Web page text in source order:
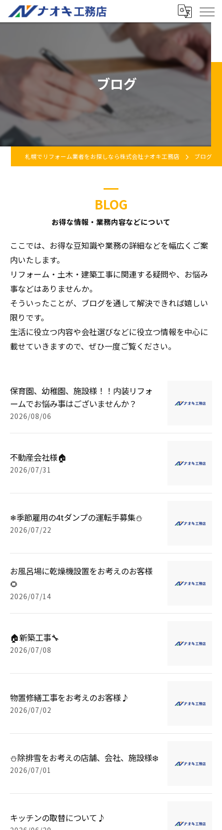
ブログ
札幌でリフォーム業者をお探しなら株式会社ナオキ工務店 ブログ
BLOG
お得な情報・業務内容などについて
ここでは、お得な豆知識や業務の詳細などを幅広くご案
内いたします。
リフォーム・土木・建築工事に関連する疑問や、お悩み
事などはありませんか。
そういったことが、ブログを通して解決できれば嬉しい
限りです。
生活に役立つ内容や会社選びなどに役立つ情報を中心に
載せていきますので、ぜひ一度ご覧ください。
保育園、幼稚園、施設様！！内装リフォ
ームでお悩み事はございませんか？
2026/08/06
不動産会社様🏠
2026/07/31
❄季節雇用の4tダンプの運転手募集⛄
2026/07/22
お風呂場に乾燥機設置をお考えのお客様
🌻
2026/07/14
🏠新築工事🔧
2026/07/08
物置修繕工事をお考えのお客様♪
2026/07/02
⛄除排雪をお考えの店舗、会社、施設様❄️
2026/07/01
キッチンの取替について♪